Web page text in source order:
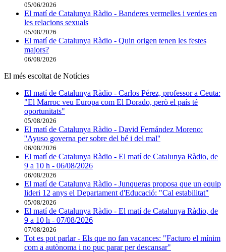
05/06/2026
El matí de Catalunya Ràdio - Banderes vermelles i verdes en
les relacions sexuals
05/08/2026
El matí de Catalunya Ràdio - Quin origen tenen les festes
majors?
06/08/2026
El més escoltat de Notícies
El matí de Catalunya Ràdio - Carlos Pérez, professor a Ceuta:
"El Marroc veu Europa com El Dorado, però el país té
oportunitats"
05/08/2026
El matí de Catalunya Ràdio - David Fernández Moreno:
''Ayuso governa per sobre del bé i del mal''
06/08/2026
El matí de Catalunya Ràdio - El matí de Catalunya Ràdio, de
9 a 10 h - 06/08/2026
06/08/2026
El matí de Catalunya Ràdio - Junqueras proposa que un equip
lideri 12 anys el Departament d'Educació: "Cal estabilitat"
05/08/2026
El matí de Catalunya Ràdio - El matí de Catalunya Ràdio, de
9 a 10 h - 07/08/2026
07/08/2026
Tot es pot parlar - Els que no fan vacances: "Facturo el mínim
com a autònoma i no puc parar per descansar"